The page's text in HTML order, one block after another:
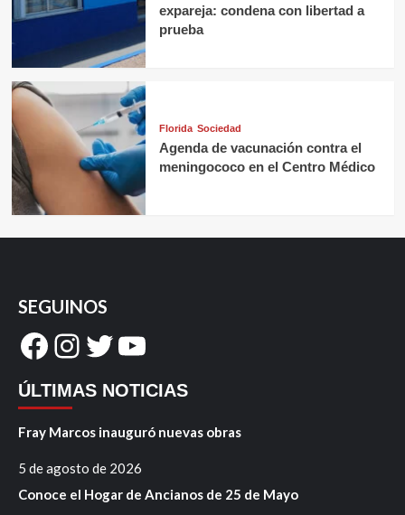
expareja: condena con libertad a
prueba
Florida Sociedad
Agenda de vacunación contra el
meningococo en el Centro Médico
SEGUINOS
Facebook
Instagram
Twitter
YouTube
ÚLTIMAS NOTICIAS
Fray Marcos inauguró nuevas obras
5 de agosto de 2026
Conoce el Hogar de Ancianos de 25 de Mayo